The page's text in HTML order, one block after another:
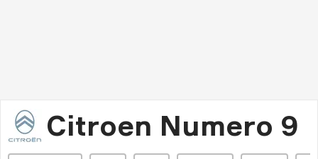
Citroen Numero 9